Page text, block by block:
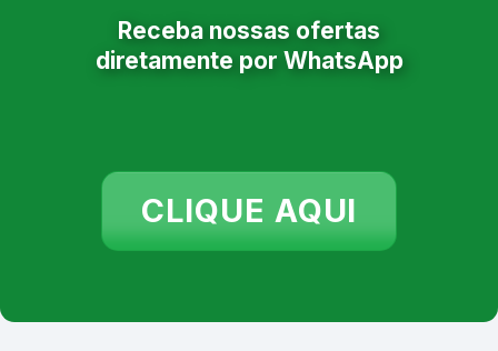
Receba nossas ofertas
diretamente por WhatsApp
CLIQUE AQUI